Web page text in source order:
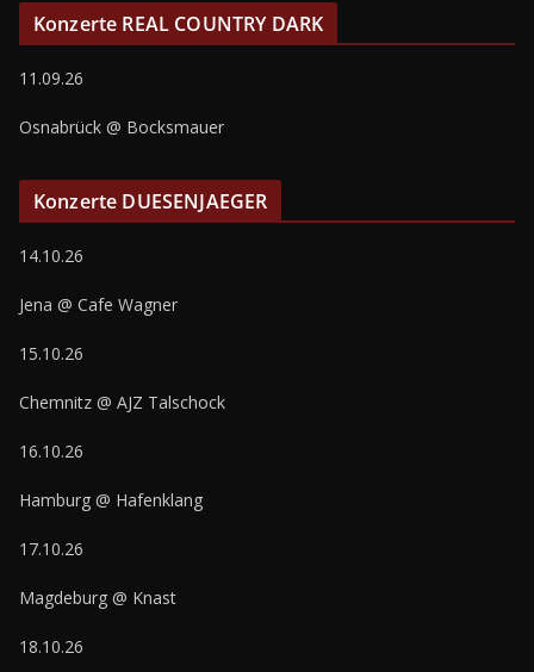
Konzerte REAL COUNTRY DARK
11.09.26
Osnabrück @ Bocksmauer
Konzerte DUESENJAEGER
14.10.26
Jena @ Cafe Wagner
15.10.26
Chemnitz @ AJZ Talschock
16.10.26
Hamburg @ Hafenklang
17.10.26
Magdeburg @ Knast
18.10.26